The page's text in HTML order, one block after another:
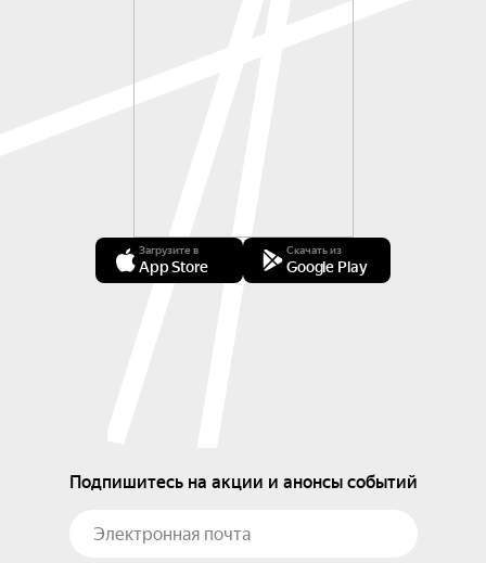
Загрузите в
App Store
Скачать из
Google Play
Подпишитесь на акции и анонсы событий